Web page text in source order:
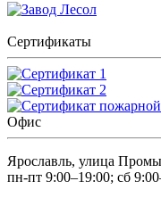
Сертификаты
Офис
Ярославль, улица
пн-пт 9:00–19:00; сб